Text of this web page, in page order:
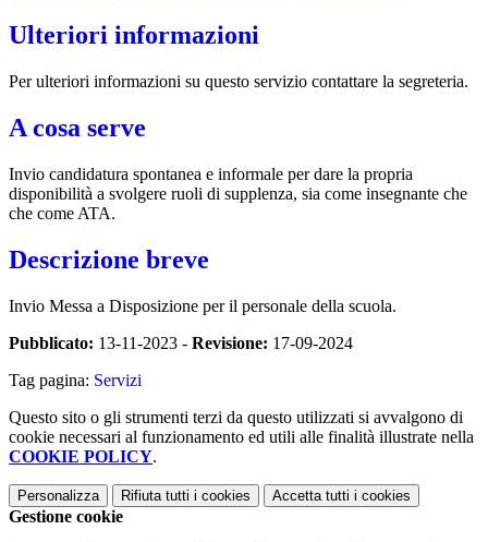
Ulteriori informazioni
Per ulteriori informazioni su questo servizio contattare la segreteria.
A cosa serve
Invio candidatura spontanea e informale per dare la propria
disponibilità a svolgere ruoli di supplenza, sia come insegnante che
che come ATA.
Descrizione breve
Invio Messa a Disposizione per il personale della scuola.
Pubblicato: 13-11-2023 - Revisione: 17-09-2024
Tag pagina: Servizi
Questo sito o gli strumenti terzi da questo utilizzati si avvalgono di
cookie necessari al funzionamento ed utili alle finalità illustrate nella
COOKIE POLICY.
Personalizza Rifiuta tutti i cookies Accetta tutti i cookies
Gestione cookie